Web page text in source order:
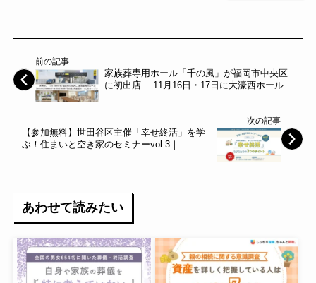
前の記事
家族葬専用ホール「千の風」が福岡市中央区
に初出店 11月16日・17日に大濠西ホールで
次の記事
【参加無料】世田谷区主催「幸せ終活」を学
ぶ！住まいと空き家のセミナーvol.3｜
あわせて読みたい